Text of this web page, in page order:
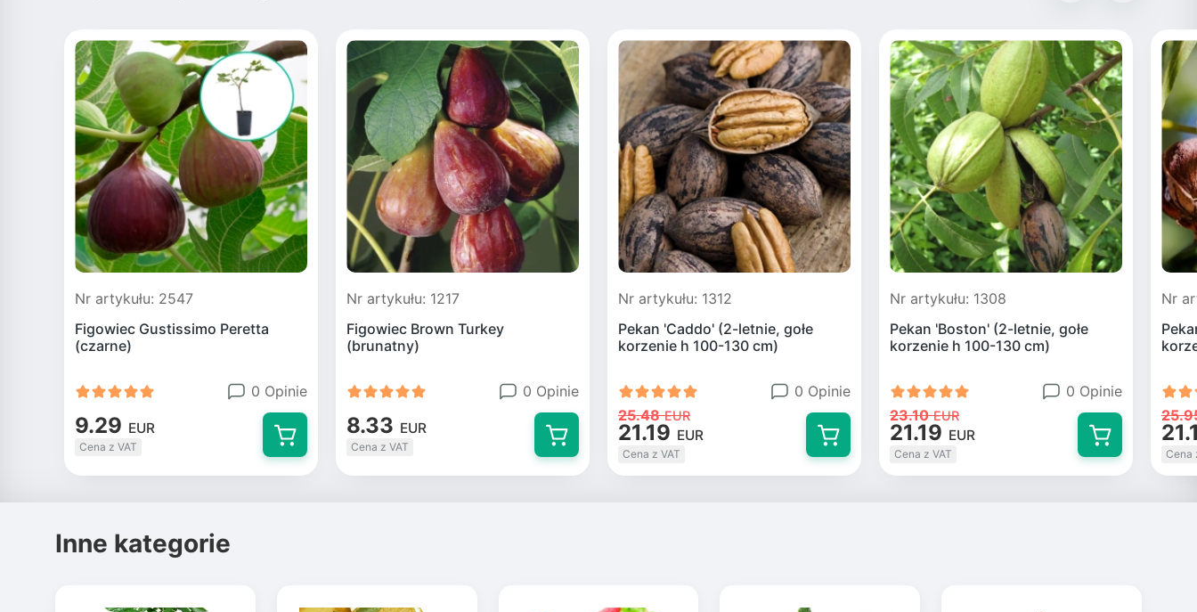
Nr artykułu: 2547
Figowiec Gustissimo Peretta
(czarne)
0 Opinie
9.29 EUR
Cena z VAT
Nr artykułu: 1217
Figowiec Brown Turkey
(brunatny)
0 Opinie
8.33 EUR
Cena z VAT
Nr artykułu: 1312
Pekan 'Caddo' (2-letnie, gołe
korzenie h 100-130 cm)
0 Opinie
25.48 EUR
21.19 EUR
Cena z VAT
Nr artykułu: 1308
Pekan 'Boston' (2-letnie, gołe
korzenie h 100-130 cm)
0 Opinie
23.10 EUR
21.19 EUR
Cena z VAT
Nr
Cena
Inne kategorie